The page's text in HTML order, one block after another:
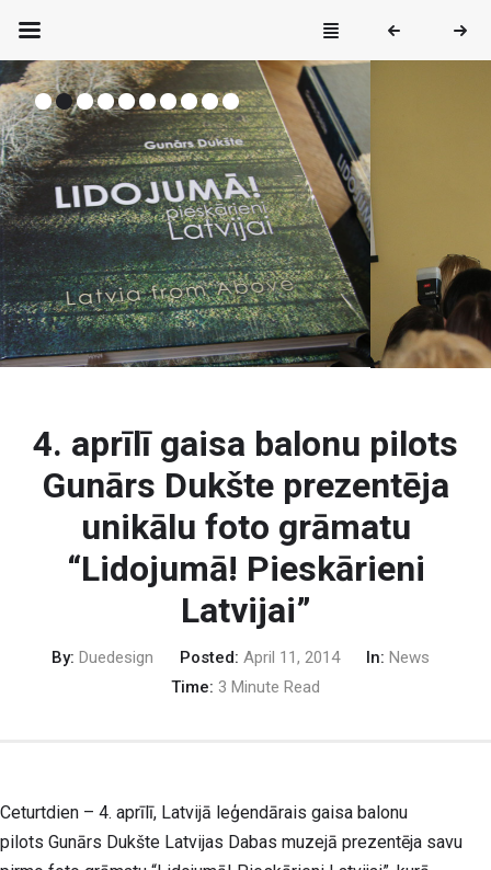
4. aprīlī gaisa balonu pilots
Gunārs Dukšte prezentēja
unikālu foto grāmatu
“Lidojumā! Pieskārieni
Latvijai”
By: Duedesign Posted: April 11, 2014 In: News
Time: 3 Minute Read
Ceturtdien – 4. aprīlī, Latvijā leģendārais gaisa balonu
pilots Gunārs Dukšte Latvijas Dabas muzejā prezentēja savu